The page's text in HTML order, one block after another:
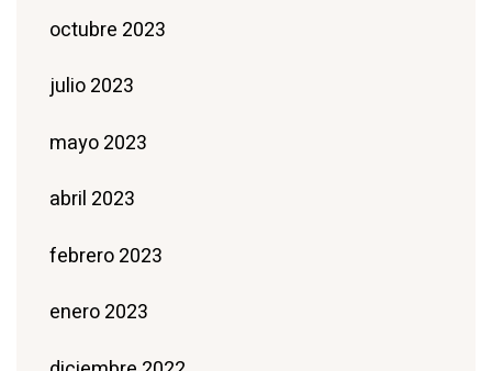
octubre 2023
julio 2023
mayo 2023
abril 2023
febrero 2023
enero 2023